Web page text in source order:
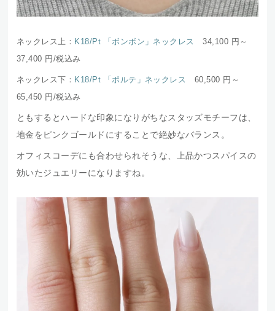
ネックレス上： K18/Pt 「ボンボン」ネックレス
34,100 円～
37,400 円/税込み
ネックレス下： K18/Pt 「ポルテ」ネックレス
60,500 円～
65,450 円/税込み
ともするとハードな印象になりがちなスタッズモチーフは、
地金をピンクゴールドにすることで絶妙なバランス。
オフィスコーデにも合わせられそうな、上品かつスパイスの
効いたジュエリーになりますね。